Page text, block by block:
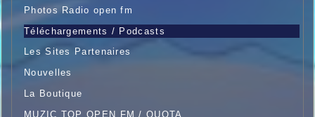
Photos Radio open fm
Téléchargements / Podcasts
Les Sites Partenaires
Nouvelles
La Boutique
MUZIC TOP OPEN FM / QUOTA